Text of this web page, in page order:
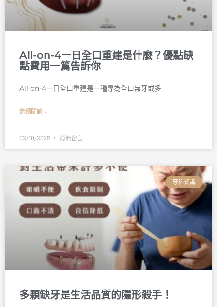
All-on-4一日全口重建是什麼？優點缺
點費用一篇告訴你
All-on-4一日全口重建是一種專為全口無牙或多
繼續閱讀 »
02/10/2025 尚無留言
牙科知識
多顆缺牙是生活品質的隱形殺手！